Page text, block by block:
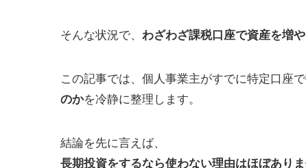
そんな状況で、 わざわざ課税口座で資産を増
この記事では、個人事業主がすでに特定口座
のかを冷静に整理します。
結論を先に言えば、
長期投資をするなら使わない理由はほぼありま